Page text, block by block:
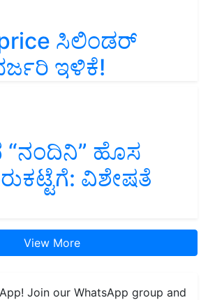
ಸಿಲಿಂಡರ್‌
ಇಳಿಕೆ!
“ನಂದಿನಿ” ಹೊಸ
ವಿಶೇಷತೆ
View More
Join our WhatsApp group and